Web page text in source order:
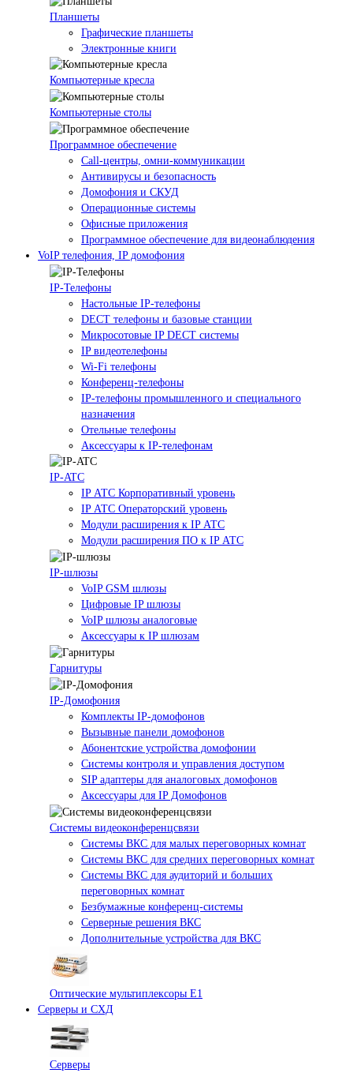
Планшеты
Графические планшеты
Электронные книги
Компьютерные кресла
Компьютерные столы
Программное обеспечение
Call-центры, омни-коммуникации
Антивирусы и безопасность
Домофония и СКУД
Операционные системы
Офисные приложения
Программное обеспечение для видеонаблюдения
VoIP телефония, IP домофония
IP-Телефоны
Настольные IP-телефоны
DECT телефоны и базовые станции
Микросотовые IP DECT системы
IP видеотелефоны
Wi-Fi телефоны
Конференц-телефоны
IP-телефоны промышленного и специального
назначения
Отельные телефоны
Аксессуары к IP-телефонам
IP-ATC
IP АТС Корпоративный уровень
IP АТС Операторский уровень
Модули расширения к IP АТС
Модули расширения ПО к IP АТС
IP-шлюзы
VoIP GSM шлюзы
Цифровые IP шлюзы
VoIP шлюзы аналоговые
Аксессуары к IP шлюзам
Гарнитуры
IP-Домофония
Комплекты IP-домофонов
Вызывные панели домофонов
Абонентские устройства домофонии
Системы контроля и управления доступом
SIP адаптеры для аналоговых домофонов
Аксессуары для IP Домофонов
Системы видеоконференцсвязи
Системы ВКС для малых переговорных комнат
Системы ВКС для средних переговорных комнат
Системы ВКС для аудиторий и больших
переговорных комнат
Безбумажные конференц-системы
Серверные решения ВКС
Дополнительные устройства для ВКС
Оптические мультиплексоры Е1
Серверы и СХД
Серверы